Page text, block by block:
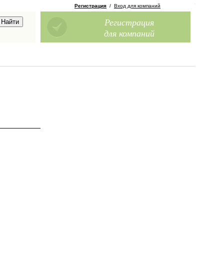
Регистрация / Вход для компаний
Регистрация
для компаний